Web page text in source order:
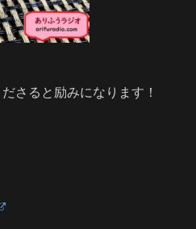
さると励みになります！